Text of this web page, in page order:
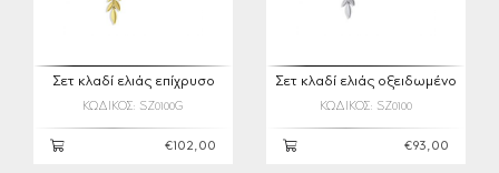
Σετ κλαδί ελιάς επίχρυσο
ΚΩΔΙΚΟΣ: SZ0100G
€102,00
Σετ κλαδί ελιάς οξειδωμένο
ΚΩΔΙΚΟΣ: SZ0100
€93,00